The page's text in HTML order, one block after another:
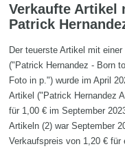
Verkaufte Artikel
Patrick
Der teuerste Artikel mit
("Patrick Hernandez - Born
Foto in p.") wurde im April
Artikel ("Patrick Hernandez
für 1,00 € im September
Artikeln (2) war September
Verkaufspreis von 1,20 €